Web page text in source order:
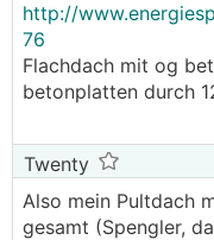
http://
76
Flachdach mit og
betonplatten durch
Twenty
Also mein Pultdach
gesamt (Spengler,